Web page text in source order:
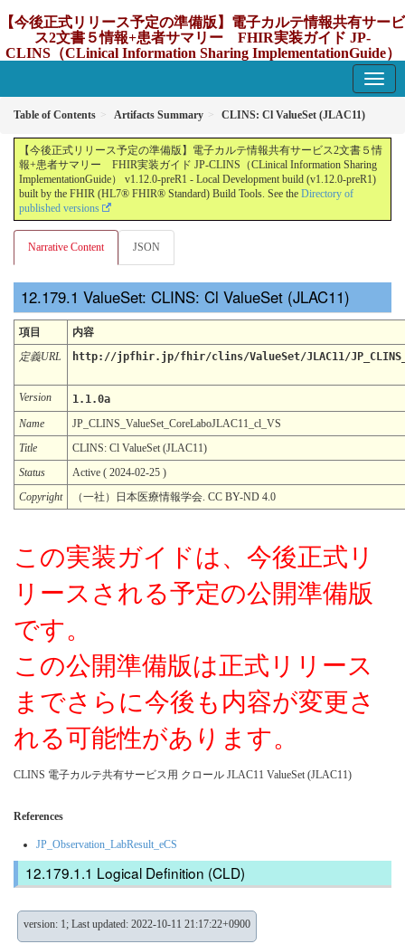
【今後正式リリース予定の準備版】電子カルテ情報共有サービ
ス2文書５情報+患者サマリー FHIR実装ガイド JP-
CLINS（CLinical Information Sharing ImplementationGuide）
Table of Contents Artifacts Summary CLINS: Cl ValueSet (JLAC11)
【今後正式リリース予定の準備版】電子カルテ情報共有サービス2文書５情
報+患者サマリー FHIR実装ガイド JP-CLINS（CLinical Information Sharing
ImplementationGuide） v1.12.0-preR1 - Local Development build (v1.12.0-preR1)
built by the FHIR (HL7® FHIR® Standard) Build Tools. See the Directory of
published versions
Narrative Content JSON
ValueSet: CLINS: Cl ValueSet (JLAC11)
項目
内容
定義URL
http://jpfhir.jp/fhir/clins/ValueSet/JLAC11/
Version
1.1.0a
Name
JP_CLINS_ValueSet_CoreLaboJLAC11_cl_VS
Title
CLINS: Cl ValueSet (JLAC11)
Status
Active ( 2024-02-25 )
Copyright
（一社）日本医療情報学会. CC BY-ND 4.0
この実装ガイドは、今後正式リ
リースされる予定の公開準備版
です。
この公開準備版は正式リリース
までさらに今後も内容が変更さ
れる可能性があります。
CLINS 電子カルテ共有サービス用 クロール JLAC11 ValueSet (JLAC11)
References
JP_Observation_LabResult_eCS
Logical Definition (CLD)
version: 1; Last updated: 2022-10-11 21:17:22+0900